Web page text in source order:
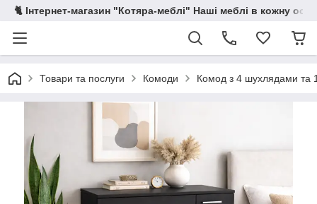
🐈 Інтернет-магазин "Котяра-меблі" Наші меблі в кожну
Товари та послуги Комоди Комод з 4 шухлядами та